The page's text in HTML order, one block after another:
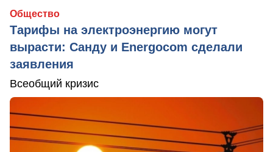
Общество
Тарифы на электроэнергию могут
вырасти: Санду и Energocom сделали
заявления
Всеобщий кризис